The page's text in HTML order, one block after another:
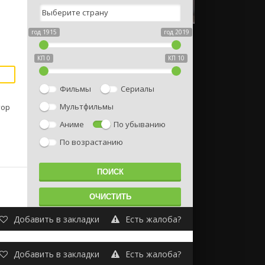
год 1915 год 2019
КП 0 КП 10
Фильмы
Сериалы
Мультфильмы
Аниме
По убыванию
По возрастанию
Добавить в закладки Есть жалоба?
Добавить в закладки Есть жалоба?